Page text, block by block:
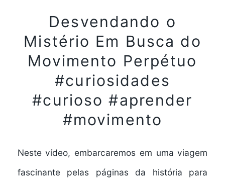
Desvendando o
Mistério Em Busca do
Movimento Perpétuo
#curiosidades
#curioso #aprender
#movimento
Neste vídeo, embarcaremos em uma viagem
fascinante pelas páginas da história para